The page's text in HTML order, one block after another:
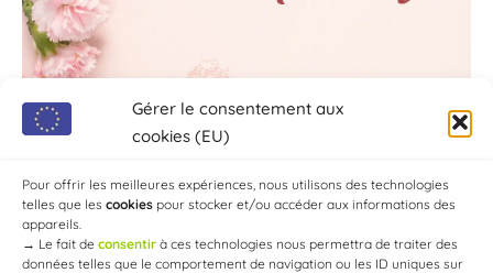
Gérer le consentement aux
cookies (EU)
Pour offrir les meilleures expériences, nous utilisons des technologies
telles que les cookies pour stocker et/ou accéder aux informations des
appareils.
→ Le fait de consentir à ces technologies nous permettra de traiter des
données telles que le comportement de navigation ou les ID uniques sur